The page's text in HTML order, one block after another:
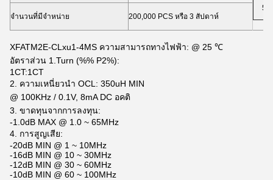
จำนวนที่มีจำหน่าย 200,000 PCS หรือ 3 สัปดาห์
XFATM2E-CLxu1-4MS ความสามารถทางไฟฟ้า: @ 25 ℃
อัตราส่วน 1.Turn (%% P2%):
1CT:1CT
2. ความเหนี่ยวนำ OCL: 350uH MIN
@ 100KHz / 0.1V, 8mA DC อคติ
3. ขาดทุนจากการลงทุน:
-1.0dB MAX @ 1.0 ~ 65MHz
4. การสูญเสีย:
-20dB MIN @ 1 ~ 10MHz
-16dB MIN @ 10 ~ 30MHz
-12dB MIN @ 30 ~ 60MHz
-10dB MIN @ 60 ~ 100MHz